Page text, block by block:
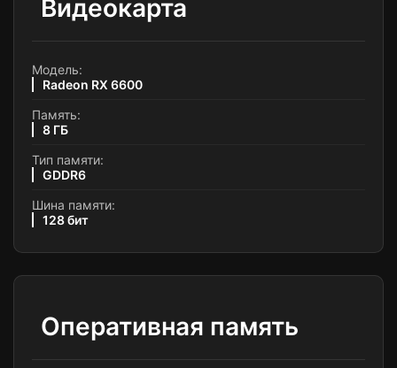
Видеокарта
Модель:
Radeon RX 6600
Память:
8 ГБ
Тип памяти:
GDDR6
Шина памяти:
128 бит
Оперативная память